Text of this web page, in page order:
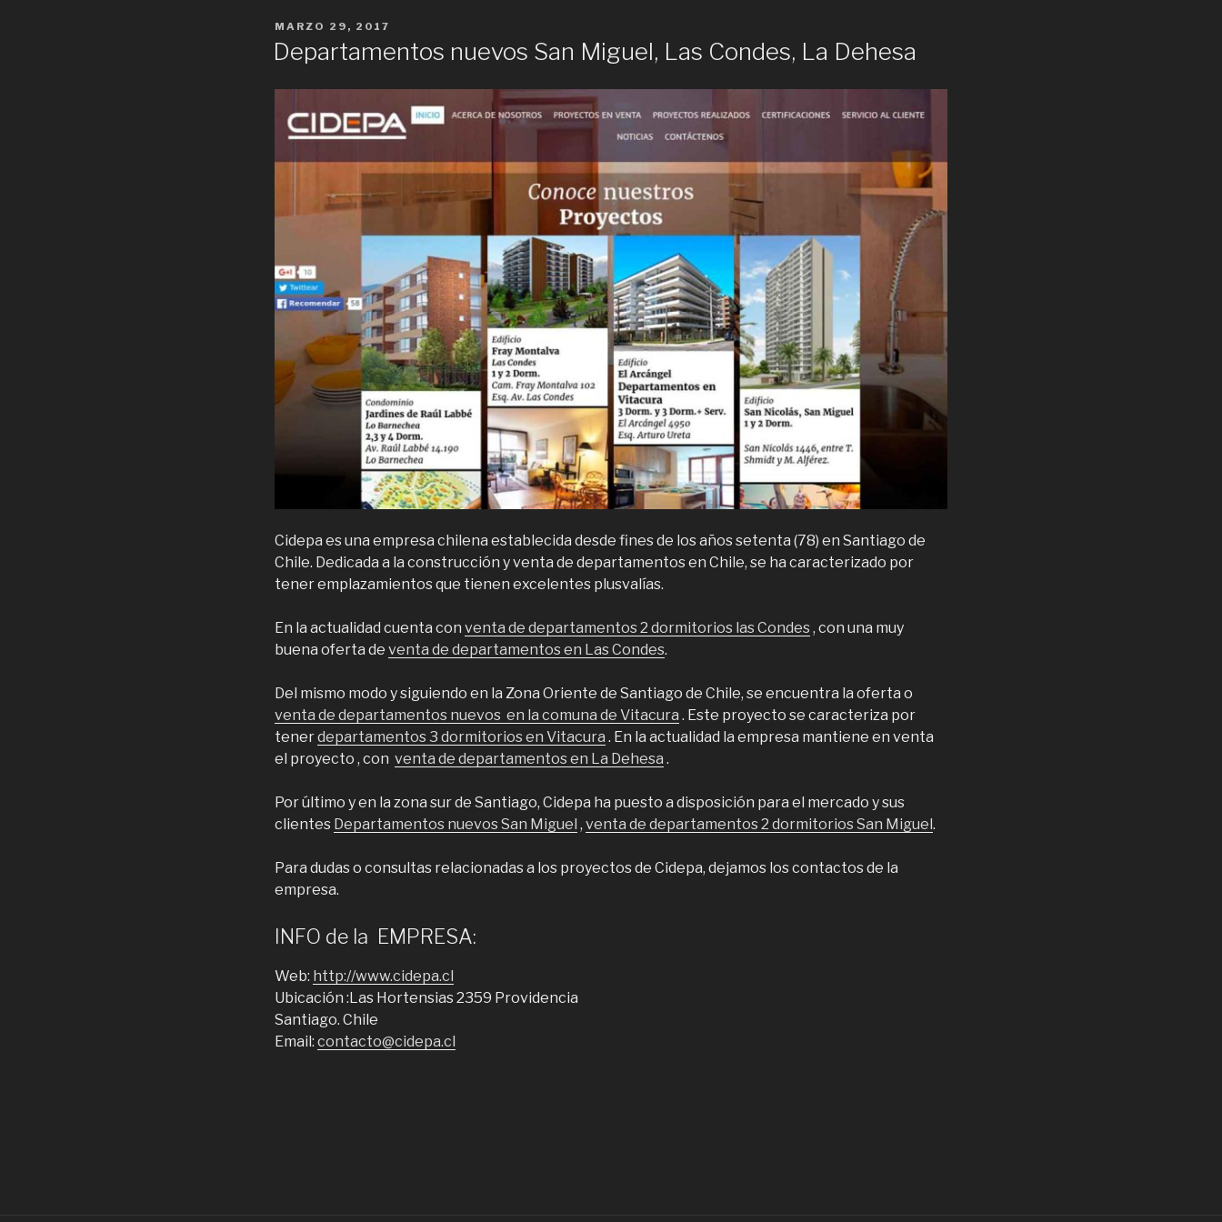
POSTED
MARZO 29, 2017
Departamentos nuevos San Miguel, Las Condes, La Dehesa
Cidepa es una empresa chilena establecida desde fines de los años setenta (78) en Santiago de
Chile. Dedicada a la construcción y venta de departamentos en Chile, se ha caracterizado por
tener emplazamientos que tienen excelentes plusvalías.
En la actualidad cuenta con venta de departamentos 2 dormitorios las Condes, con una muy
buena oferta de venta de departamentos en Las Condes.
Del mismo modo y siguiendo en la Zona Oriente de Santiago de Chile, se encuentra la oferta o
venta de departamentos nuevos en la comuna de Vitacura . Este proyecto se caracteriza por
tenerdepartamentos 3 dormitorios en Vitacura . En la actualidad la empresa mantiene en venta
el proyecto , con venta de departamentos en La Dehesa .
Por último y en la zona sur de Santiago, Cidepa ha puesto a disposición para el mercado y sus
clientes Departamentos nuevos San Miguel , venta de departamentos 2 dormitorios San Miguel .
Para dudas o consultas relacionadas a los proyectos de Cidepa, dejamos los contactos de la
empresa.
INFO de la EMPRESA:
Web: http://www.cidepa.cl
Ubicación :Las Hortensias 2359 Providencia
Santiago. Chile
Email: contacto@cidepa.cl